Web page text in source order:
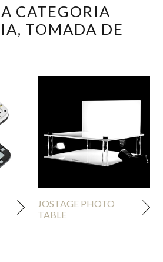
CATEGORIA
TOMADA DE
JOSTAGE PHOTO
TABLE